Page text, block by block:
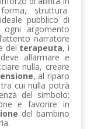
struttura
pubblico di
argomento
narratore
del terapeuta, i
allarmare e
nulla, creare
, al riparo
cui nulla potrà
del simbolo:
e favorire in
del bambino